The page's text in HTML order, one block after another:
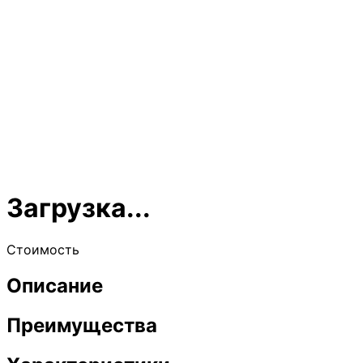
Загрузка...
Стоимость
Описание
Преимущества